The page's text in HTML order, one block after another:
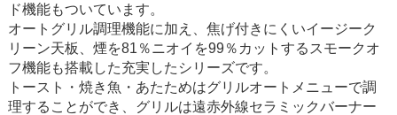
ド機能もついています。
オートグリル調理機能に加え、焦げ付きにくいイージーク
リーン天板、煙を81％ニオイを99％カットするスモークオ
フ機能も搭載した充実したシリーズです。
トースト・焼き魚・あたためはグリルオートメニューで調
理することができ、グリルは遠赤外線セラミックバーナー